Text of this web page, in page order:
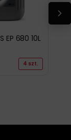
EP 680 10L
4 szt.